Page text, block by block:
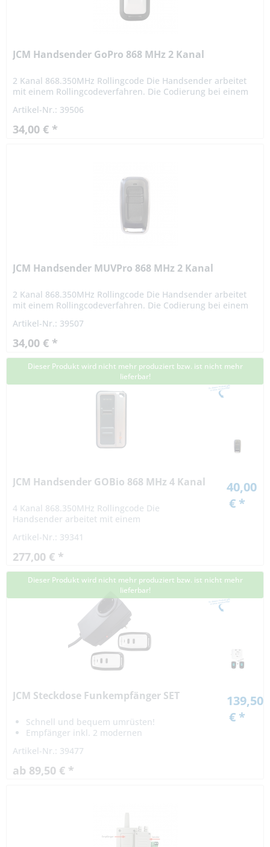
JCM Handsender GoPro 868 MHz 2 Kanal
2 Kanal 868.350MHz Rollingcode Die Handsender arbeitet
mit einem Rollingcodeverfahren. Die Codierung bei einem
nach...
Artikel-Nr.: 39506
34,00 € *
JCM Handsender MUVPro 868 MHz 2 Kanal
2 Kanal 868.350MHz Rollingcode Die Handsender arbeitet
mit einem Rollingcodeverfahren. Die Codierung bei einem
nach...
Artikel-Nr.: 39507
34,00 € *
Dieser Produkt wird nicht mehr produziert bzw. ist nicht mehr
lieferbar!
JCM Handsender GOBio 868 MHz 4 Kanal
4 Kanal 868.350MHz Rollingcode Die
Handsender arbeitet mit einem
Rollingcodeverfahren ist hochsicher. Das Signal
variiert nach...
Artikel-Nr.: 39341
277,00 € *
40,00
€ *
Dieser Produkt wird nicht mehr produziert bzw. ist nicht mehr
lieferbar!
JCM Steckdose Funkempfänger SET
Schnell und bequem umrüsten!
Empfänger inkl. 2 modernen
Artikel-Nr.: 39477
ab 89,50 € *
139,50
€ *